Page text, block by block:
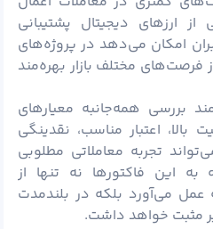
ارزهای دیجیتال پشتیبانی
امکان می‌دهد در پروژه‌های
فرصت‌های مختلف بازار بهره‌مند
بررسی همه‌جانبه معیارهای
اعتبار مناسب، نقدینگی
تجربه معاملاتی مطلوبی
به این فاکتورها نه ‌تنها از
می‌آورد بلکه در بلندمدت
مثبت خواهد داشت.